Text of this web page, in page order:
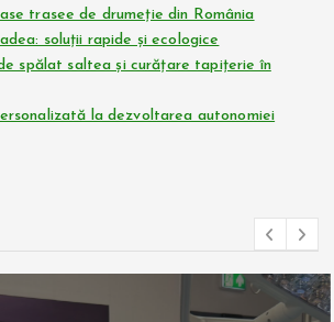
trasee de drumeție din România
soluții rapide și ecologice
spălat saltea și curățare tapițerie în
la dezvoltarea autonomiei